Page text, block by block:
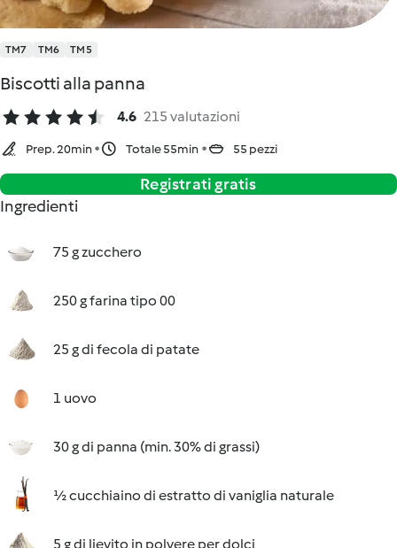
TM7 TM6 TM5
Biscotti alla panna
4.6 215 valutazioni
Prep. 20min Totale 55min 55 pezzi
Registrati gratis
Ingredienti
75 g zucchero
250 g farina tipo 00
25 g di fecola di patate
1 uovo
30 g di panna (min. 30% di grassi)
½ cucchiaino di estratto di vaniglia naturale
5 g di lievito in polvere per dolci